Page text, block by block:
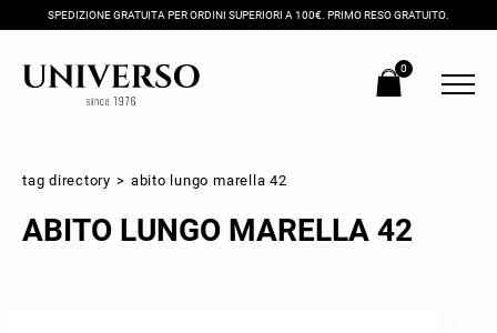
SPEDIZIONE GRATUITA PER ORDINI SUPERIORI A 100€. PRIMO RESO GRATUITO.
0
tag directory > abito lungo marella 42
ABITO LUNGO MARELLA 42